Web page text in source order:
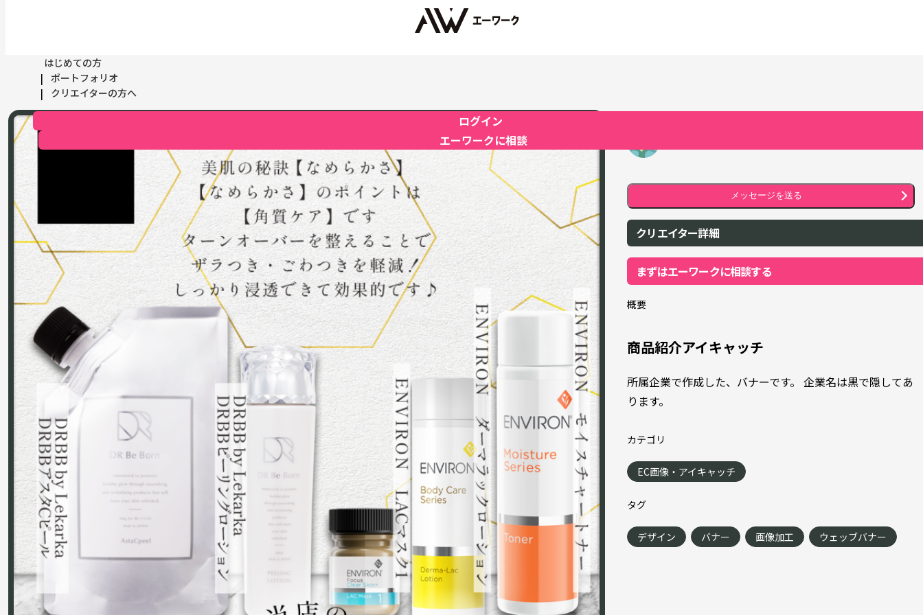
はじめての方
ポートフォリオ
クリエイターの方へ
ログイン
エーワークに相談
メッセージを送る
クリエイター詳細
まずはエーワークに相談する
概要
商品紹介アイキャッチ
所属企業で作成した、バナーです。 企業名は黒で隠してあ
ります。
カテゴリ
EC画像・アイキャッチ
タグ
デザイン バナー 画像加工 ウェッブバナー